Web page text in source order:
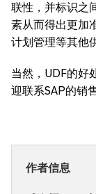
联性，并标识之
素从而得出更加
计划管理等其他
当然，UDF的好
迎联系SAP的销
作者信息